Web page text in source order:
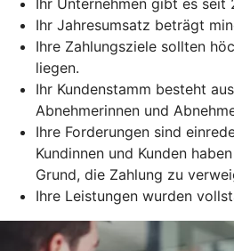
Ihr Unternehmen gibt es seit
Ihr Jahresumsatz beträgt
Ihre Zahlungsziele sollten
liegen.
Ihr Kundenstamm besteht
Abnehmerinnen und
Ihre Forderungen sind
Kundinnen und Kunden
Grund, die Zahlung zu
Ihre Leistungen wurden